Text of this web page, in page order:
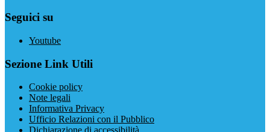
Seguici su
Youtube
Sezione Link Utili
Cookie policy
Note legali
Informativa Privacy
Ufficio Relazioni con il Pubblico